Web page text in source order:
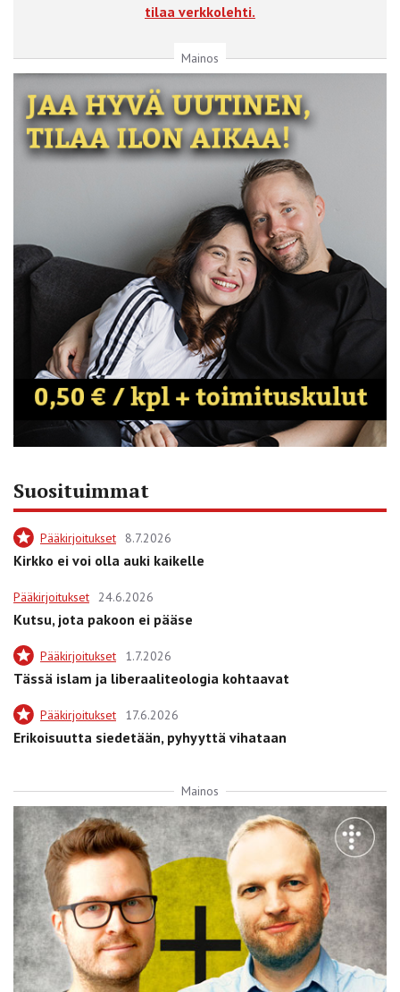
tilaa verkkolehti.
Mainos
Suosituimmat
Pääkirjoitukset 8.7.2026
Kirkko ei voi olla auki kaikelle
Pääkirjoitukset 24.6.2026
Kutsu, jota pakoon ei pääse
Pääkirjoitukset 1.7.2026
Tässä islam ja liberaaliteologia kohtaavat
Pääkirjoitukset 17.6.2026
Erikoisuutta siedetään, pyhyyttä vihataan
Mainos